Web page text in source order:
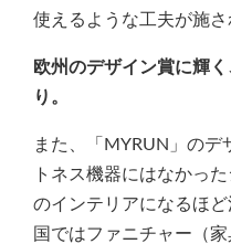
使えるような工夫が施さ
欧州のデザイン賞に輝
り。
また、「MYRUN」のデ
トネス機器にはなかっ
のインテリアになるほ
国ではファニチャー（